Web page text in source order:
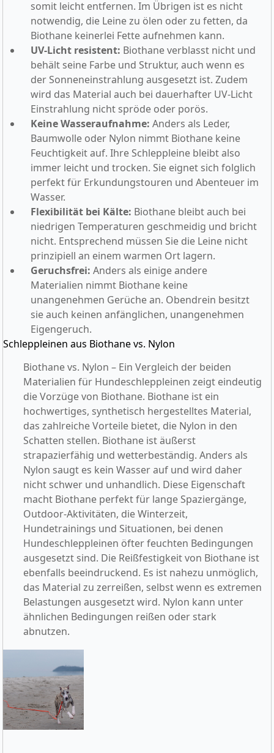
somit leicht entfernen. Im Übrigen ist es nicht
notwendig, die Leine zu ölen oder zu fetten, da
Biothane keinerlei Fette aufnehmen kann.
UV-Licht resistent: Biothane verblasst nicht und
behält seine Farbe und Struktur, auch wenn es
der Sonneneinstrahlung ausgesetzt ist. Zudem
wird das Material auch bei dauerhafter UV-Licht
Einstrahlung nicht spröde oder porös.
Keine Wasseraufnahme: Anders als Leder,
Baumwolle oder Nylon nimmt Biothane keine
Feuchtigkeit auf. Ihre Schleppleine bleibt also
immer leicht und trocken. Sie eignet sich folglich
perfekt für Erkundungstouren und Abenteuer im
Wasser.
Flexibilität bei Kälte: Biothane bleibt auch bei
niedrigen Temperaturen geschmeidig und bricht
nicht. Entsprechend müssen Sie die Leine nicht
prinzipiell an einem warmen Ort lagern.
Geruchsfrei: Anders als einige andere
Materialien nimmt Biothane keine
unangenehmen Gerüche an. Obendrein besitzt
sie auch keinen anfänglichen, unangenehmen
Eigengeruch.
Schleppleinen aus Biothane vs. Nylon
Biothane vs. Nylon – Ein Vergleich der beiden
Materialien für Hundeschleppleinen zeigt eindeutig
die Vorzüge von Biothane. Biothane ist ein
hochwertiges, synthetisch hergestelltes Material,
das zahlreiche Vorteile bietet, die Nylon in den
Schatten stellen. Biothane ist äußerst
strapazierfähig und wetterbeständig. Anders als
Nylon saugt es kein Wasser auf und wird daher
nicht schwer und unhandlich. Diese Eigenschaft
macht Biothane perfekt für lange Spaziergänge,
Outdoor-Aktivitäten, die Winterzeit,
Hundetrainings und Situationen, bei denen
Hundeschleppleinen öfter feuchten Bedingungen
ausgesetzt sind. Die Reißfestigkeit von Biothane ist
ebenfalls beeindruckend. Es ist nahezu unmöglich,
das Material zu zerreißen, selbst wenn es extremen
Belastungen ausgesetzt wird. Nylon kann unter
ähnlichen Bedingungen reißen oder stark
abnutzen.